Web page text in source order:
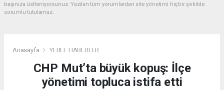
başınıza üstleniyorsunuz. Yazılan tüm yorumlardan site yönetimi hiçbir şekilde
sorumlu tutulamaz.
Anasayfa YEREL HABERLER
CHP Mut’ta büyük kopuş: İlçe
yönetimi topluca istifa etti